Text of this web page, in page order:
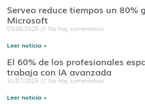
Serveo reduce tiempos un 80%
Microsoft
03/08/2026 No hay comentarios
Leer noticia »
El 60% de los profesionales
trabaja con IA avanzada
31/07/2026 No hay comentarios
Leer noticia »